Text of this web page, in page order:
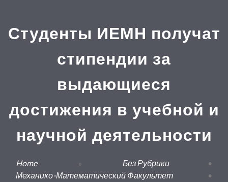
Студенты ИЕМН получат
стипендии за
выдающиеся
достижения в учебной и
научной деятельности
Home » Без Рубрики
•
Механико-Математический Факультет
•